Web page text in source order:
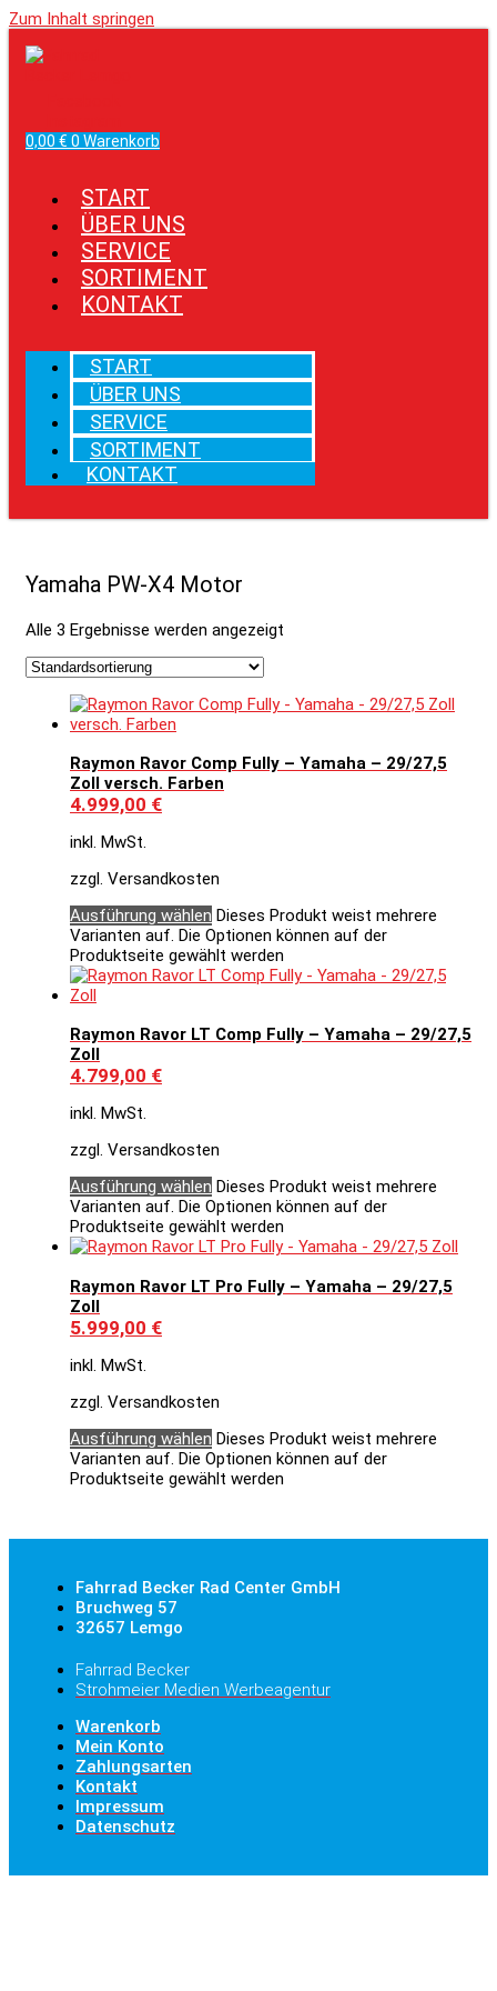
Zum Inhalt springen
0,00 € 0 Warenkorb
START
ÜBER UNS
SERVICE
SORTIMENT
KONTAKT
START
ÜBER UNS
SERVICE
SORTIMENT
KONTAKT
Yamaha PW-X4 Motor
Alle 3 Ergebnisse werden angezeigt
Raymon Ravor Comp Fully – Yamaha – 29/27,5
Zoll versch. Farben
4.999,00 €
inkl. MwSt.
zzgl. Versandkosten
Ausführung wählen Dieses Produkt weist mehrere
Varianten auf. Die Optionen können auf der
Produktseite gewählt werden
Raymon Ravor LT Comp Fully – Yamaha – 29/27,5
Zoll
4.799,00 €
inkl. MwSt.
zzgl. Versandkosten
Ausführung wählen Dieses Produkt weist mehrere
Varianten auf. Die Optionen können auf der
Produktseite gewählt werden
Raymon Ravor LT Pro Fully – Yamaha – 29/27,5
Zoll
5.999,00 €
inkl. MwSt.
zzgl. Versandkosten
Ausführung wählen Dieses Produkt weist mehrere
Varianten auf. Die Optionen können auf der
Produktseite gewählt werden
Fahrrad Becker Rad Center GmbH
Bruchweg 57
32657 Lemgo
Fahrrad Becker
Strohmeier Medien Werbeagentur
Warenkorb
Mein Konto
Zahlungsarten
Kontakt
Impressum
Datenschutz